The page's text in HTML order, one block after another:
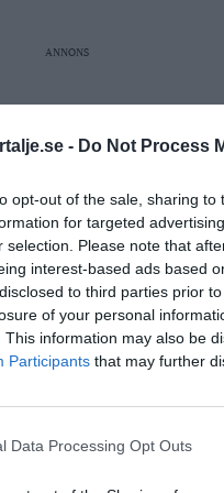
- Do Not Process
opt-out of the sale, sharing
for targeted
selection. Please note that
interest-based ads based
to third parties prior
of your personal
This information may also be
Participants that may further
Data Processing Opt Outs
ANNONS
till grov
Brottsbalken (1962:700) 3
som innebär livsfara
stickvapen riktade